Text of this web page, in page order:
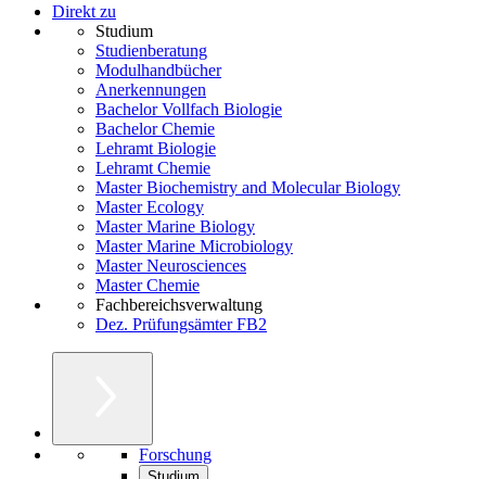
Direkt zu
Studium
Studienberatung
Modulhandbücher
Anerkennungen
Bachelor Vollfach Biologie
Bachelor Chemie
Lehramt Biologie
Lehramt Chemie
Master Biochemistry and Molecular Biology
Master Ecology
Master Marine Biology
Master Marine Microbiology
Master Neurosciences
Master Chemie
Fachbereichsverwaltung
Dez. Prüfungsämter FB2
Forschung